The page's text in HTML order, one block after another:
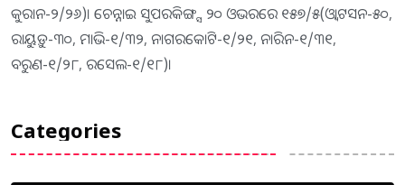
କୁରାନ-୨/୨୬)। ଚେନ୍ନାଇ ସୁପରକିଙ୍ଗ୍ସ ୨୦ ଓଭରରେ ୧୫୭/୫(ଓ୍ବାଟସନ-୫୦,
ରାୟୁଡ଼ୁ-୩୦, ମାଭି-୧/୩୨, ନାଗରକୋଟି-୧/୨୧, ନାରିନ-୧/୩୧,
ବରୁଣ-୧/୨୮, ରସେଲ-୧/୧୮)।
Categories